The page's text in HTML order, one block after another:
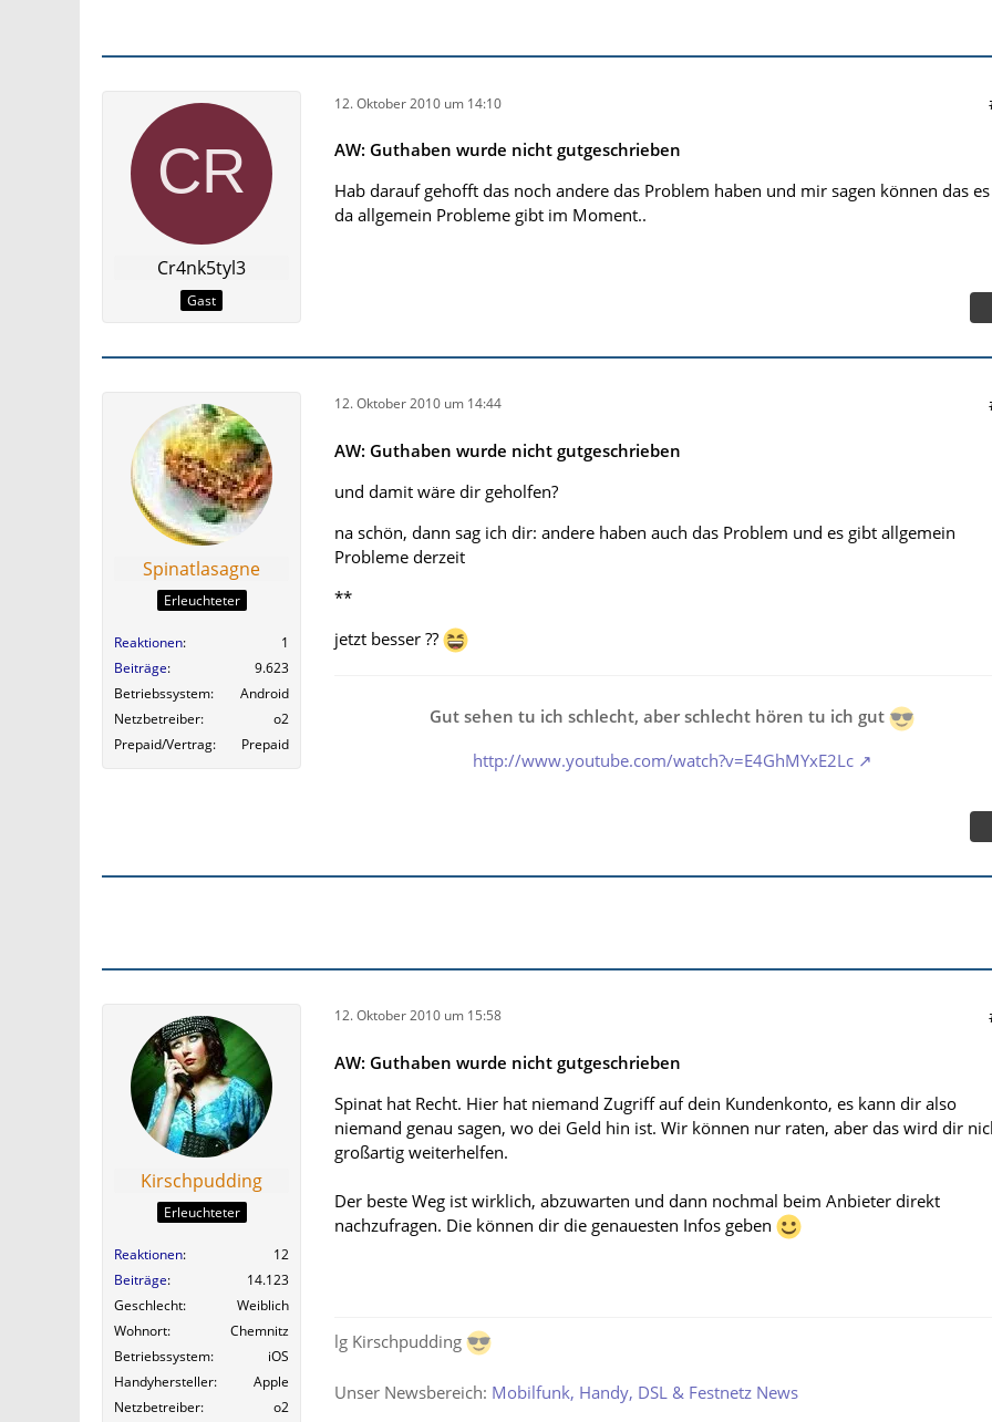
Cr4nk5tyl3
Gast
12. Oktober 2010 um 14:10
AW: Guthaben wurde nicht gutgeschrieben
Hab darauf gehofft das noch andere das Problem haben und mir sagen können das es
da allgemein Probleme gibt im Moment..
Spinatlasagne
Erleuchteter
Reaktionen
1
Beiträge
9.623
Betriebssystem
Android
Netzbetreiber
o2
Prepaid/Vertrag
Prepaid
12. Oktober 2010 um 14:44
AW: Guthaben wurde nicht gutgeschrieben
und damit wäre dir geholfen?
na schön, dann sag ich dir: andere haben auch das Problem und es gibt allgemein
Probleme derzeit
**
jetzt besser ??
Gut sehen tu ich schlecht, aber schlecht hören tu ich gut
http://www.youtube.com/watch?v=E4GhMYxE2Lc
Kirschpudding
Erleuchteter
Reaktionen
12
Beiträge
14.123
Geschlecht
Weiblich
Wohnort
Chemnitz
Betriebssystem
iOS
Handyhersteller
Apple
Netzbetreiber
o2
12. Oktober 2010 um 15:58
AW: Guthaben wurde nicht gutgeschrieben
Spinat hat Recht. Hier hat niemand Zugriff auf dein Kundenkonto, es kann dir also
niemand genau sagen, wo dei Geld hin ist. Wir können nur raten, aber das wird dir
großartig weiterhelfen.
Der beste Weg ist wirklich, abzuwarten und dann nochmal beim Anbieter direkt
nachzufragen. Die können dir die genauesten Infos geben
lg Kirschpudding
Unser Newsbereich: Mobilfunk, Handy, DSL & Festnetz News